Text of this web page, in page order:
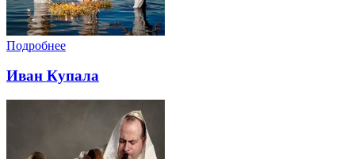
Подробнее
Иван Купала